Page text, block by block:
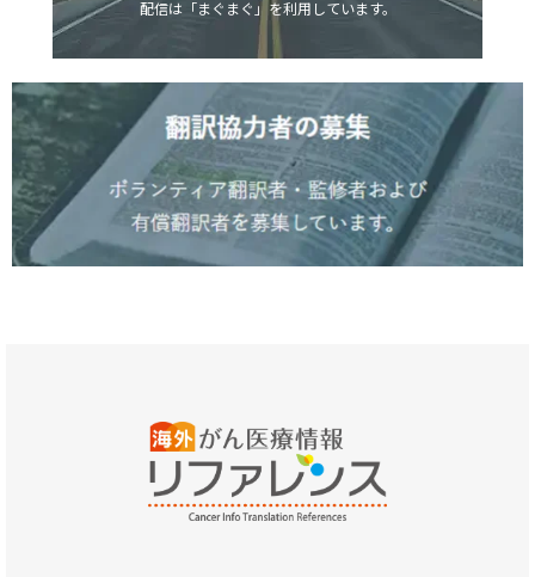
配信は「まぐまぐ」を利用しています。